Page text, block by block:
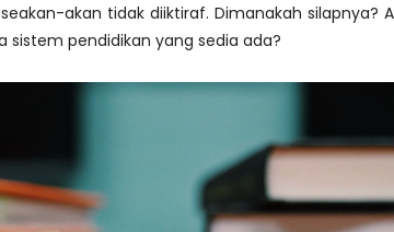
akan tidak diiktiraf. Dimanakah silapnya?
sistem pendidikan yang sedia ada?